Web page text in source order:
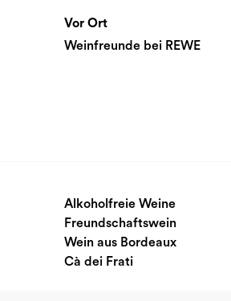
Vor Ort
Weinfreunde bei REWE
Alkoholfreie Weine
Freundschaftswein
Wein aus Bordeaux
Cà dei Frati